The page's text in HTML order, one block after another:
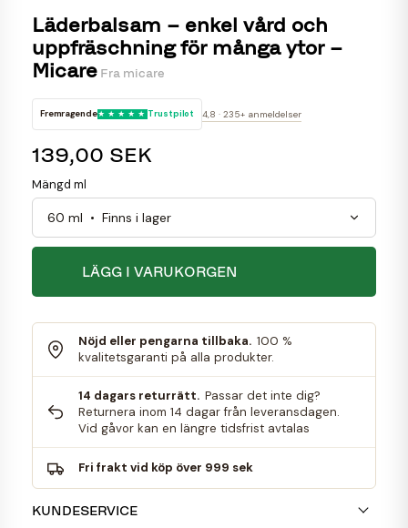
Läderbalsam – enkel vård och
uppfräschning för många ytor –
Micare Fra micare
Fremragende Trustpilot 4,8 · 235+ anmeldelser
139,00 SEK
Mängd ml
LÄGG I VARUKORGEN
Nöjd eller pengarna tillbaka. 100 %
kvalitetsgaranti på alla produkter.
14 dagars returrätt. Passar det inte dig?
Returnera inom 14 dagar från leveransdagen.
Vid gåvor kan en längre tidsfrist avtalas
Fri frakt vid köp över 999 sek
KUNDESERVICE